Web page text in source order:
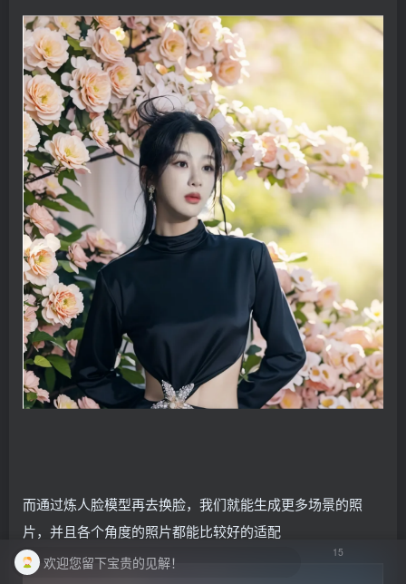
而通过炼人脸模型再去换脸，我们就能生成更多场景的照
片，并且各个角度的照片都能比较好的适配
欢迎您留下宝贵的见解！
15